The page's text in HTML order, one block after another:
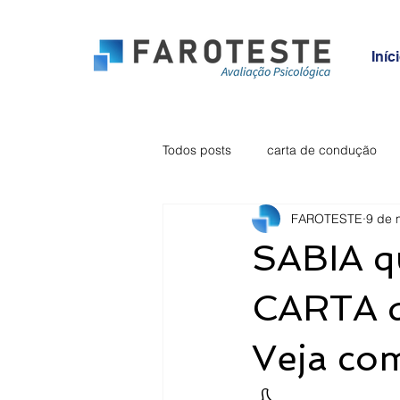
Todos posts carta de condução
ansiedade inquérito
SABIA
CARTA
Veja
FAROTESTE 9 de